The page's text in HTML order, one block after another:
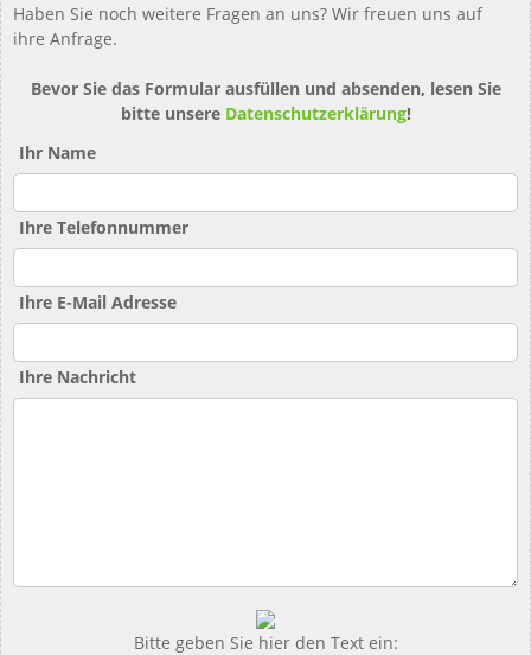
Haben Sie noch weitere Fragen an uns? Wir freuen uns auf
ihre Anfrage.
Bevor Sie das Formular ausfüllen und absenden, lesen Sie
bitte unsere Datenschutzerklärung!
Ihr Name
Ihre Telefonnummer
Ihre E-Mail Adresse
Ihre Nachricht
Bitte geben Sie hier den Text ein: